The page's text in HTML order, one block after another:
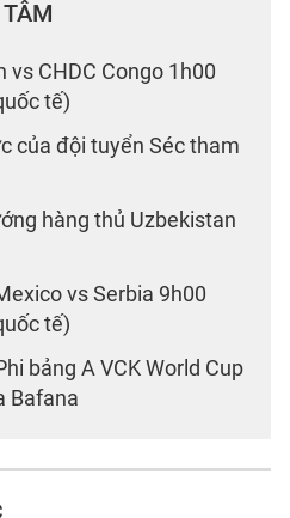
CHDC Congo 1h00
tế)
của đội tuyển Séc tham
hàng thủ Uzbekistan
vs Serbia 9h00
tế)
bảng A VCK World Cup
Bafana